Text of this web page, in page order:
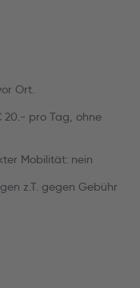
Ort.
20.- pro Tag, ohne
Mobilität: nein
z.T. gegen Gebühr